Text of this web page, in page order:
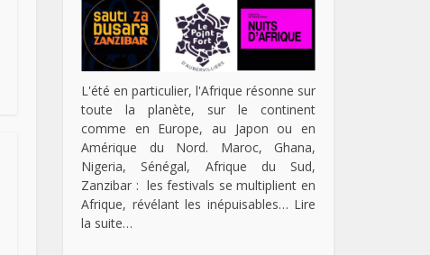
L'été en particulier, l'Afrique résonne sur
toute la planète, sur le continent
comme en Europe, au Japon ou en
Amérique du Nord. Maroc, Ghana,
Nigeria, Sénégal, Afrique du Sud,
Zanzibar : les festivals se multiplient en
Afrique, révélant les inépuisables… Lire
la suite…